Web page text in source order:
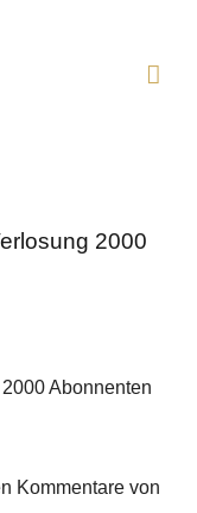
2000
Abonnenten
Kommentare von